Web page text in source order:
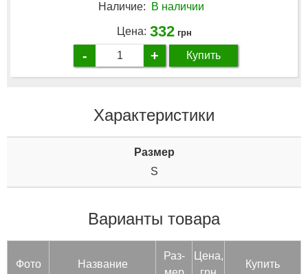
Наличие: В наличии
Цена: 332 грн
- + Купить
Характеристики
Размер
S
Варианты товара
Фото Название
Раз­
Цена,
Купить